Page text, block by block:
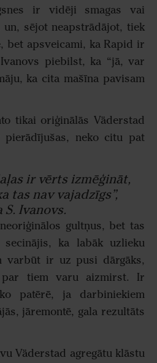
ir vidēji smagas vai
un, sējot neapstrādājot, tiek
bet apsveicami, ka Rapid ir
piebilst, ka “jā, var
ka cita mašīna pavisam
tikai oriģinālās Väderstad
neko citu pat
ir vērts izmēģināt,
tas nav vajadzīgs”,
S. Ivanovs.
gultņus, bet tas
ka labāk uzlieku
varbūt ir uz pusi dārgāks,
par tiem varu aizmirst. Ir
patērē, ja darbiniekiem
jāremontē, gala rezultāts
Väderstad agregātu klāstu